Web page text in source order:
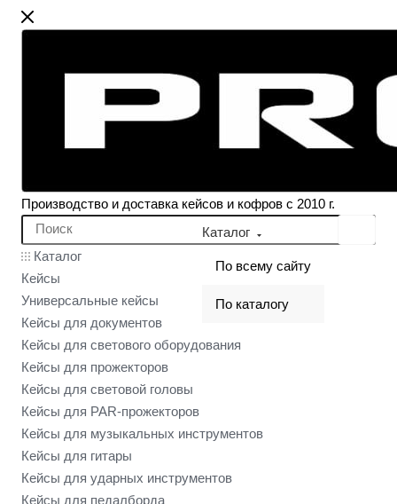
Производство и доставка кейсов и кофров с 2010 г.
Каталог
По всему сайту
По каталогу
Каталог
Кейсы
Универсальные кейсы
Кейсы для документов
Кейсы для светового оборудования
Кейсы для прожекторов
Кейсы для световой головы
Кейсы для PAR-прожекторов
Кейсы для музыкальных инструментов
Кейсы для гитары
Кейсы для ударных инструментов
Кейсы для педалборда